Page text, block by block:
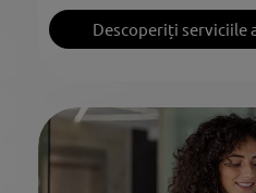
Descoperiți serviciile